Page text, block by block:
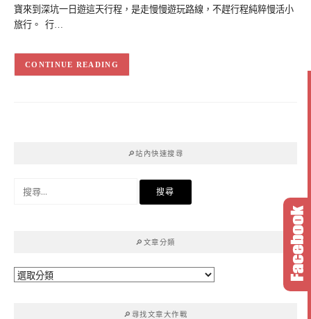
寶來到深坑一日遊這天行程，是走慢慢遊玩路線，不趕行程純粹慢活小
旅行。 行…
CONTINUE READING
🔎站內快速搜尋
🔎文章分類
🔎
🔎尋找文章大作戰